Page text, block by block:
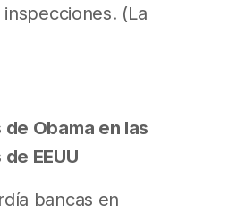
(La
Obama en las
EEUU
bancas en